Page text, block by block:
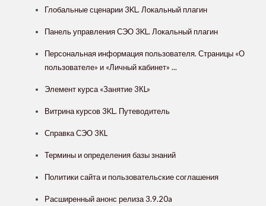
Глобальные сценарии 3KL. Локальный плагин
Панель управления СЭО 3KL. Локальный плагин
Персональная информация пользователя. Страницы «О
пользователе» и «Личный кабинет» ...
Элемент курса «Занятие 3КL»
Витрина курсов 3KL. Путеводитель
Справка СЭО 3КL
Термины и определения базы знаний
Политики сайта и пользовательские соглашения
Расширенный анонс релиза 3.9.20a